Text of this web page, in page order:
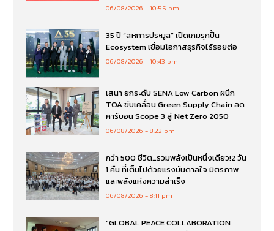
06/08/2026 10:55 pm
35 ปี “สหการประมูล” เปิดเกมรุกปั้น
Ecosystem เชื่อมโอกาสธุรกิจไร้รอยต่อ
06/08/2026 10:43 pm
เสนา ยกระดับ SENA Low Carbon ผนึก
TOA ขับเคลื่อน Green Supply Chain ลด
คาร์บอน Scope 3 สู่ Net Zero 2050
06/08/2026 8:22 pm
กว่า 500 ชีวิต…รวมพลังเป็นหนึ่งเดียว!2 วัน
1 คืน ที่เต็มไปด้วยแรงบันดาลใจ มิตรภาพ
และพลังแห่งความสำเร็จ
06/08/2026 8:11 pm
“GLOBAL PEACE COLLABORATION